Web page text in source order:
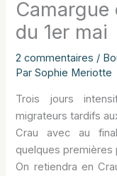
Camargue
du 1er mai
2 commentaires /
ParSophie Meriotte
Trois jours
migrateurs tardifs
Crau avec au
quelques premières
On retiendra en